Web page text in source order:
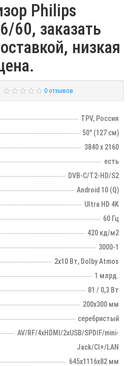
Philips
60, заказать
низкая
0 отзывов
TPV, Россия
50" (127 см)
3840 х 2160
есть
DVB-C/T2-HD/S2
Android 10 (Q)
Ultra HD 4K
60 Гц
420 кд/м2
3000-1
2х10 Вт, Dolby Atmos
1 млрд.
81 / 0,3 Вт
200х300 мм
серебристый
AV/RF/4xHDMI/2xUSB/SPDIF/mini-
Jack/CI+/LAN
645х1116х82 мм